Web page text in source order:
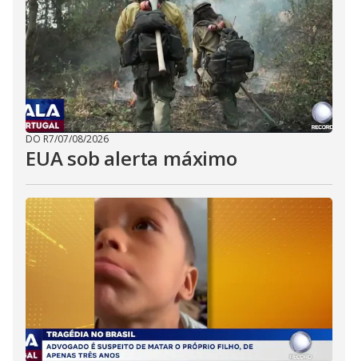
DO R7/07/08/2026
EUA sob alerta máximo